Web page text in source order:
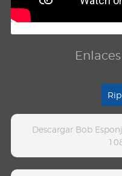
Descargar Bob